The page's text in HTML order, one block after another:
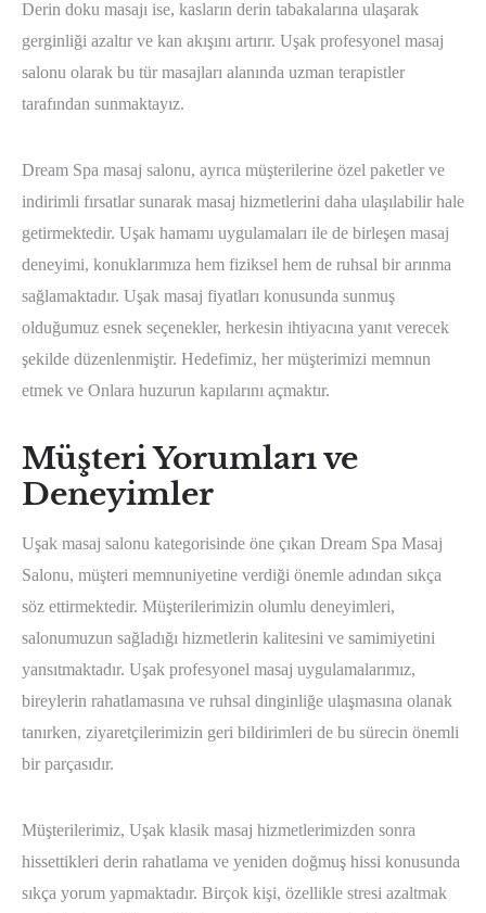
Derin doku masajı ise, kasların derin tabakalarına ulaşarak
gerginliği azaltır ve kan akışını artırır. Uşak profesyonel masaj
salonu olarak bu tür masajları alanında uzman terapistler
tarafından sunmaktayız.
Dream Spa masaj salonu, ayrıca müşterilerine özel paketler ve
indirimli fırsatlar sunarak masaj hizmetlerini daha ulaşılabilir hale
getirmektedir. Uşak hamamı uygulamaları ile de birleşen masaj
deneyimi, konuklarımıza hem fiziksel hem de ruhsal bir arınma
sağlamaktadır. Uşak masaj fiyatları konusunda sunmuş
olduğumuz esnek seçenekler, herkesin ihtiyacına yanıt verecek
şekilde düzenlenmiştir. Hedefimiz, her müşterimizi memnun
etmek ve Onlara huzurun kapılarını açmaktır.
Müşteri Yorumları ve
Deneyimler
Uşak masaj salonu kategorisinde öne çıkan Dream Spa Masaj
Salonu, müşteri memnuniyetine verdiği önemle adından sıkça
söz ettirmektedir. Müşterilerimizin olumlu deneyimleri,
salonumuzun sağladığı hizmetlerin kalitesini ve samimiyetini
yansıtmaktadır. Uşak profesyonel masaj uygulamalarımız,
bireylerin rahatlamasına ve ruhsal dinginliğe ulaşmasına olanak
tanırken, ziyaretçilerimizin geri bildirimleri de bu sürecin önemli
bir parçasıdır.
Müşterilerimiz, Uşak klasik masaj hizmetlerimizden sonra
hissettikleri derin rahatlama ve yeniden doğmuş hissi konusunda
sıkça yorum yapmaktadır. Birçok kişi, özellikle stresi azaltmak